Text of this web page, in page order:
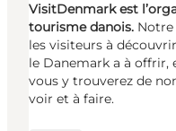
VisitDenmark est
tourisme danois. Notre
les visiteurs à
le Danemark a à offrir,
vous y trouverez de
voir et à faire.